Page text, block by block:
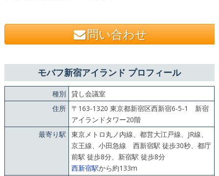
問い合わせ
モバフ新宿アイランド プロフィール
種別
貸し会議室
住所
〒163-1320 東京都新宿区西新宿6-5-1 新宿
アイランドタワー20階
最寄り駅
東京メトロ丸ノ内線、都営大江戸線、JR線、
京王線、小田急線 西新宿駅 徒歩30秒、都庁
前駅 徒歩8分、新宿駅 徒歩8分
西新宿駅から約133m